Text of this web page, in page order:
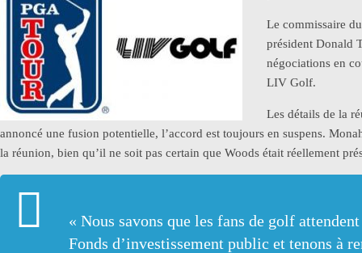
Le commissaire
président Donald
négociations en
LIV Golf.
Les détails de la
annoncé une fusion potentielle, l’accord est toujours en suspens.
la réunion, bien qu’il ne soit pas certain que Woods était réellement
« Nous savons que les fans de golf
Fonds d’investissement public et tenons à